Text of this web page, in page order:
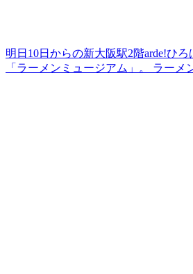
明日10日からの新大阪駅2階arde!ひ
「ラーメンミュージアム」。 ラーメ